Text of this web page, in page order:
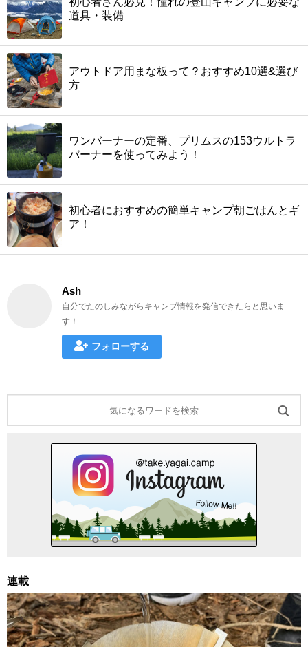
道具・装備
アウトドア用まな板って？おすすめ10選&選び
方
ワンバーナーの定番、プリムスの153ウルトラ
バーナーを使ってみよう！
初心者におすすめの簡単キャンプ朝ごはんとギ
ア！
Ash
自分でたのしみながらキャンプ情報を発信できたらと思いま
す！
フォローする
連載